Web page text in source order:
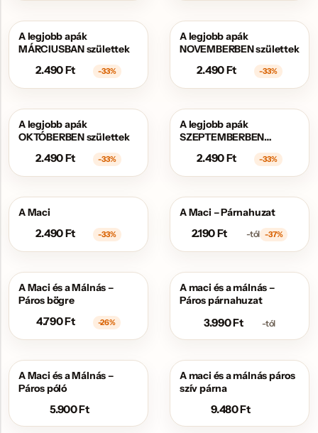
AKCIÓS
A legjobb apák
MÁRCIUSBAN születtek
2.490Ft -33%
AKCIÓS
A legjobb apák
NOVEMBERBEN születtek
2.490Ft -33%
AKCIÓS
A legjobb apák
OKTÓBERBEN születtek
2.490Ft -33%
AKCIÓS
A legjobb apák
SZEPTEMBERBEN
2.490Ft -33%
AKCIÓS
A Maci
2.490Ft -33%
AKCIÓS
A Maci – Párnahuzat
2.190Ft -tól -37%
AKCIÓS
A Maci és a Málnás –
Páros bögre
4.790Ft -26%
A maci és a málnás –
Páros párnahuzat
3.990Ft -tól
A Maci és a Málnás –
Páros póló
5.900Ft
A maci és a málnás páros
szív párna
9.480Ft